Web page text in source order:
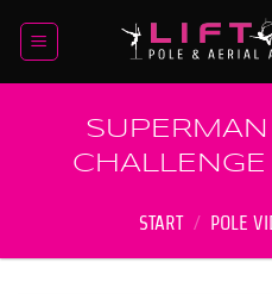
Inhalt
START / POLE